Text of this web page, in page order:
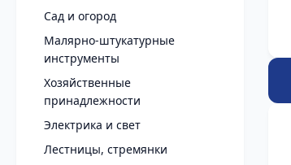
Сад и огород
Малярно-штукатурные
инструменты
Хозяйственные
принадлежности
Электрика и свет
Лестницы, стремянки